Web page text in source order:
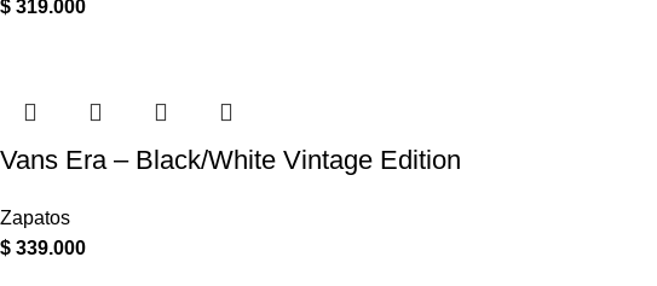
$ 319.000
Vans Era – Black/White Vintage Edition
Zapatos
$ 339.000